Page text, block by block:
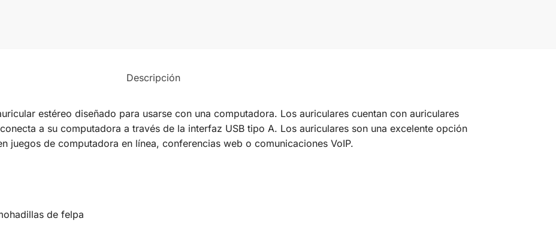
Descripción
estéreo diseñado para usarse con una computadora. Los auriculares cuentan con auriculares
a su computadora a través de la interfaz USB tipo A. Los auriculares son una excelente opción
juegos de computadora en línea, conferencias web o comunicaciones VoIP.
de felpa